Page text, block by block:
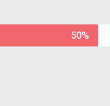
50%